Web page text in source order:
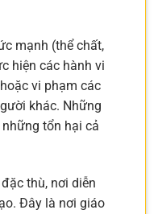
mạnh (thể chất,
hiện các hành vi
vi phạm các
khác. Những
tổn hại cả
thù, nơi diễn
Đây là nơi giáo